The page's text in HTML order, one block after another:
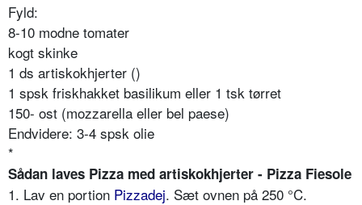
Fyld:
8-10 modne tomater
kogt skinke
1 ds artiskokhjerter ()
1 spsk friskhakket basilikum eller 1 tsk tørret
150- ost (mozzarella eller bel paese)
Endvidere: 3-4 spsk olie
*
Sådan laves Pizza med artiskokhjerter - Pizza Fiesole
1. Lav en portion Pizzadej. Sæt ovnen på 250 °C.